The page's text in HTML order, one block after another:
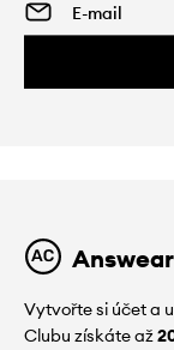
Vytvořte si účet a
Clubu získáte až